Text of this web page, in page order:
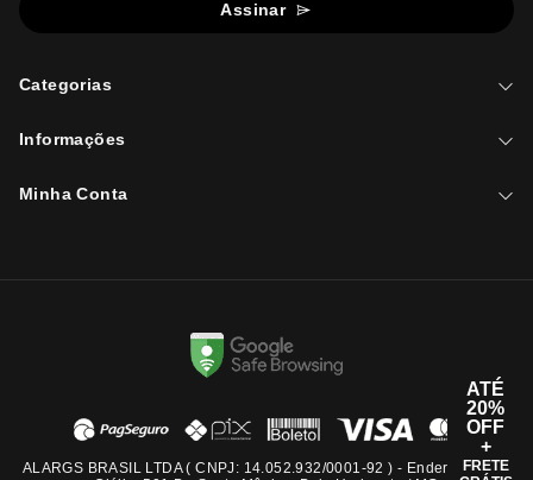
Assinar
Categorias
Informações
Minha Conta
ALARGS BRASIL LTDA ( CNPJ: 14.052.932/0001-92 ) - Endereço: Rua
ATÉ
20%
OFF
+
FRETE